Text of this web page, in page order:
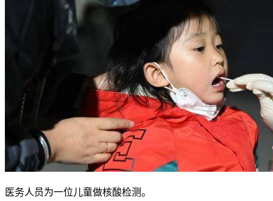
医务人员为一位儿童做核酸检测。